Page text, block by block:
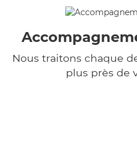
Nous traitons chaque
plus près de